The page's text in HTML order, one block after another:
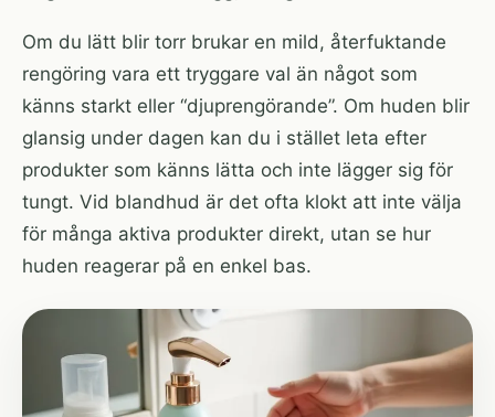
Om du lätt blir torr brukar en mild, återfuktande
rengöring vara ett tryggare val än något som
känns starkt eller “djuprengörande”. Om huden blir
glansig under dagen kan du i stället leta efter
produkter som känns lätta och inte lägger sig för
tungt. Vid blandhud är det ofta klokt att inte välja
för många aktiva produkter direkt, utan se hur
huden reagerar på en enkel bas.